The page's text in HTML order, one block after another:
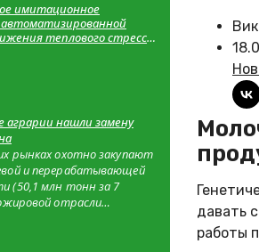
Молочное животноводство: ключевые факторы высокой
давать
работы
имитационное
теплового стресса
аграрии нашли замену
рынках охотно закупают
и перерабатывающей
(50,1 млн тонн за 7
отрасли…